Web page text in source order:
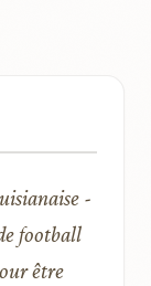
-
football
être